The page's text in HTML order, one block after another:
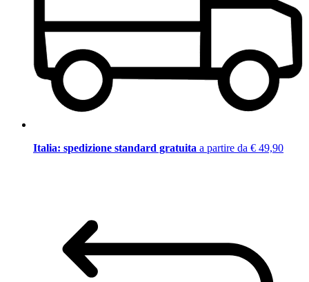
Italia: spedizione standard gratuita a partire da € 49,90